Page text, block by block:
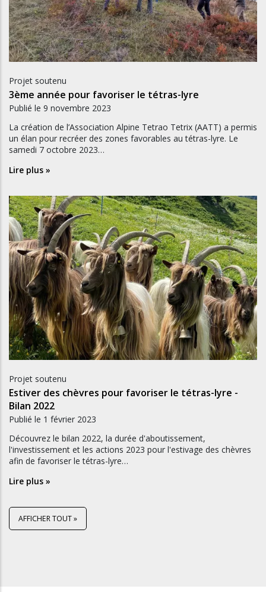
Projet soutenu
3ème année pour favoriser le tétras-lyre
Publié le 9 novembre 2023
La création de l’Association Alpine Tetrao Tetrix (AATT) a permis
un élan pour recréer des zones favorables au tétras-lyre. Le
samedi 7 octobre 2023…
Lire plus »
Projet soutenu
Estiver des chèvres pour favoriser le tétras-lyre -
Bilan 2022
Publié le 1 février 2023
Découvrez le bilan 2022, la durée d'aboutissement,
l'investissement et les actions 2023 pour l'estivage des chèvres
afin de favoriser le tétras-lyre…
Lire plus »
AFFICHER TOUT »